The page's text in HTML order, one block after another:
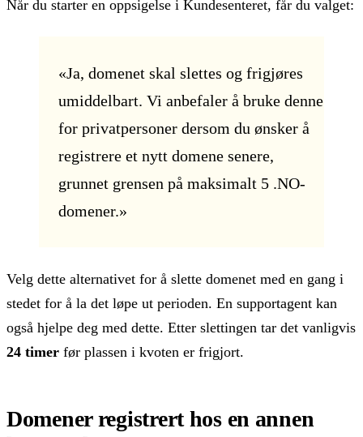
Når du starter en oppsigelse i Kundesenteret, får du valget:
«Ja, domenet skal slettes og frigjøres
umiddelbart. Vi anbefaler å bruke denne
for privatpersoner dersom du ønsker å
registrere et nytt domene senere,
grunnet grensen på maksimalt 5 .NO-
domener.»
Velg dette alternativet for å slette domenet med en gang i
stedet for å la det løpe ut perioden. En supportagent kan
også hjelpe deg med dette. Etter slettingen tar det vanligvis
24 timer før plassen i kvoten er frigjort.
Domener registrert hos en annen